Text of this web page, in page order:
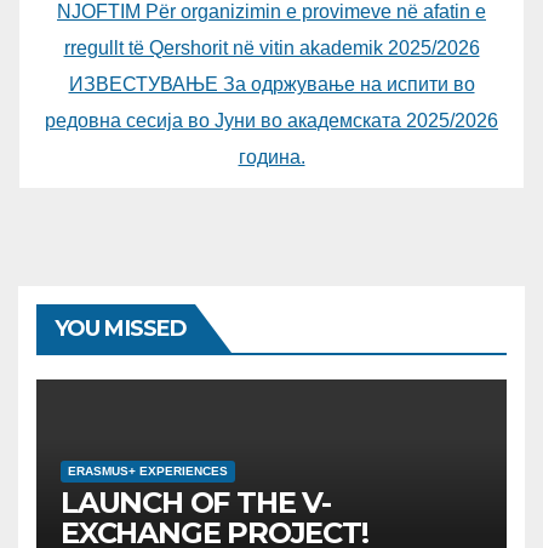
NJOFTIM Për organizimin e provimeve në afatin e
rregullt të Qershorit në vitin akademik 2025/2026
ИЗВЕСТУВАЊЕ За одржување на испити во
редовна сесија во Јуни во академската 2025/2026
година.
YOU MISSED
ERASMUS+ EXPERIENCES
LAUNCH OF THE V-
EXCHANGE PROJECT!